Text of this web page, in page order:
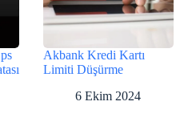
Akbank Kredi Kartı
Limiti Düşürme
6 Ekim 2024